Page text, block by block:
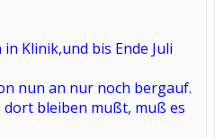
Klinik,und bis Ende Juli
nun an nur noch bergauf.
dort bleiben mußt, muß es